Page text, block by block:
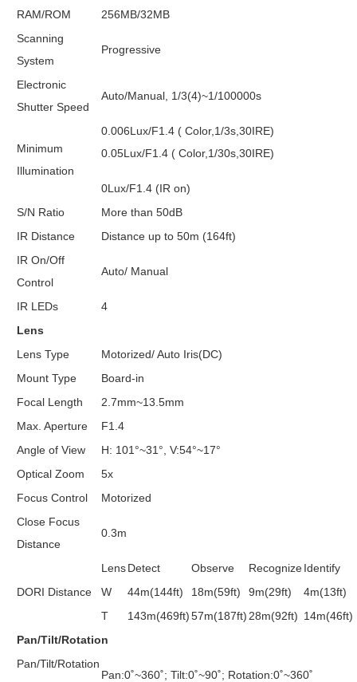
RAM/ROM
256MB/32MB
Scanning
System
Progressive
Electronic
Shutter Speed
Auto/Manual, 1/3(4)~1/100000s
Minimum
Illumination
0.006Lux/F1.4 ( Color,1/3s,30IRE)
0.05Lux/F1.4 ( Color,1/30s,30IRE)
0Lux/F1.4 (IR on)
S/N Ratio
More than 50dB
IR Distance
Distance up to 50m (164ft)
IR On/Off
Control
Auto/ Manual
IR LEDs
4
Lens
Lens Type
Motorized/ Auto Iris(DC)
Mount Type
Board-in
Focal Length
2.7mm~13.5mm
Max. Aperture
F1.4
Angle of View
H: 101°~31°, V:54°~17°
Optical Zoom
5x
Focus Control
Motorized
Close Focus
Distance
0.3m
DORI Distance
LensDetect Observe RecognizeIdentify
W
44m(144ft) 18m(59ft) 9m(29ft)
4m(13ft)
T
143m(469ft)57m(187ft) 28m(92ft) 14m(46ft)
Pan/Tilt/Rotation
Pan/Tilt/Rotation
Pan:0˚~360˚; Tilt:0˚~90˚; Rotation:0˚~360˚